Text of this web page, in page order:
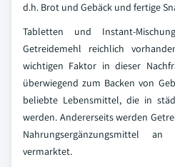
d.h. Brot und Gebäck und fertige
Tabletten und Instant-
Getreidemehl reichlich
wichtigen Faktor in dieser
überwiegend zum Backen von
beliebte Lebensmittel, die in
werden. Andererseits werden
Nahrungsergänzungsmittel
vermarktet.